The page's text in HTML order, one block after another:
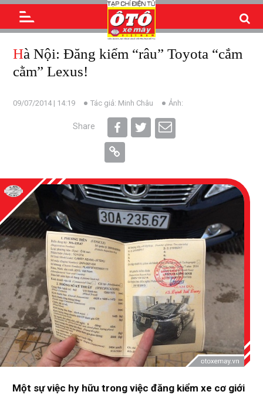
Hà Nội: Đăng kiểm “râu” Toyota “cắm
cằm” Lexus!
09/07/2014 | 14:19 Tác giả: Minh Châu Ảnh:
Share
Một sự việc hy hữu trong việc đăng kiểm xe cơ giới